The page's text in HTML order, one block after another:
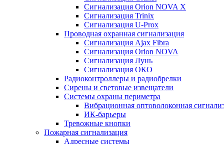
Сигнализация Orion NOVA X
Сигнализация Trinix
Сигнализация U-Prox
Проводная охранная сигнализация
Сигнализация Ajax Fibra
Сигнализация Orion NOVA
Сигнализация Лунь
Сигнализация ОКО
Радиоконтроллеры и радиобрелки
Сирены и световые извещатели
Системы охраны периметра
Вибрационная оптоволоконная
ИК-барьеры
Тревожные кнопки
Пожарная сигнализация
Адресные системы